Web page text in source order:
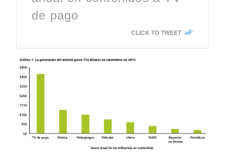
de pago
CLICK TO TWEET